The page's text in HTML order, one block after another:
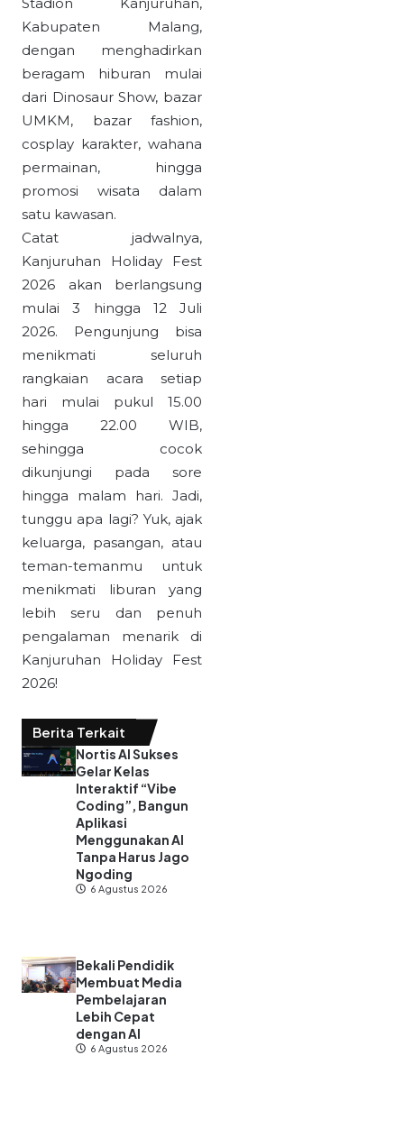
Stadion Kanjuruhan,
Kabupaten Malang,
dengan menghadirkan
beragam hiburan mulai
dari Dinosaur Show, bazar
UMKM, bazar fashion,
cosplay karakter, wahana
permainan, hingga
promosi wisata dalam
satu kawasan.
Catat jadwalnya,
Kanjuruhan Holiday Fest
2026 akan berlangsung
mulai 3 hingga 12 Juli
2026. Pengunjung bisa
menikmati seluruh
rangkaian acara setiap
hari mulai pukul 15.00
hingga 22.00 WIB,
sehingga cocok
dikunjungi pada sore
hingga malam hari. Jadi,
tunggu apa lagi? Yuk, ajak
keluarga, pasangan, atau
teman-temanmu untuk
menikmati liburan yang
lebih seru dan penuh
pengalaman menarik di
Kanjuruhan Holiday Fest
2026!
Berita Terkait
Nortis AI Sukses
Gelar Kelas
Interaktif “Vibe
Coding”, Bangun
Aplikasi
Menggunakan AI
Tanpa Harus Jago
Ngoding
6 Agustus 2026
Bekali Pendidik
Membuat Media
Pembelajaran
Lebih Cepat
dengan AI
6 Agustus 2026